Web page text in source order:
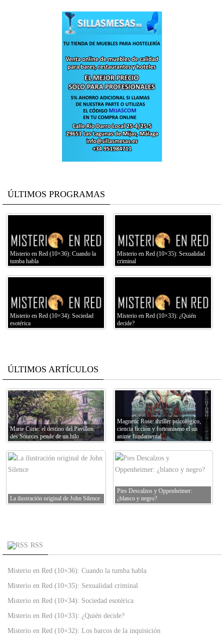
ÚLTIMOS PROGRAMAS
Misterio en Red (10×36): Cuando la
tumba habla
Misterio en Red (10×35): Sexualidad
criminal
Misterio en Red (10×34): Sociedad
esotérica
Misterio en Red (10×33): ¿Quién
decide?
ÚLTIMOS ARTÍCULOS
Marie Curie: el destino del Pavillon
des Sources pende de un hilo
Magnetic Rose: thriller psicológico,
ciencia ficción y forteanismo el un
anime fundamental
La ilustración original de John Silence
Pies Descalzos y Oppenheimer:
¿blanco y negro?
RSS
Misterio en Red (10×36): Cuando la tumba habla
Misterio en Red (10×35): Sexualidad criminal
Misterio en Red (10×34): Sociedad esotérica
Misterio en Red (10×33): ¿Quién decide?
Misterio en Red (10×32): Los barcos de la inquisición